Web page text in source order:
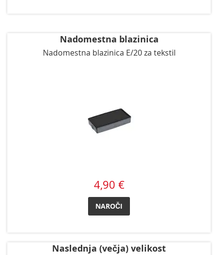
Nadomestna blazinica
Nadomestna blazinica E/20 za tekstil
4,90 €
NAROČI
Naslednja (večja) velikost